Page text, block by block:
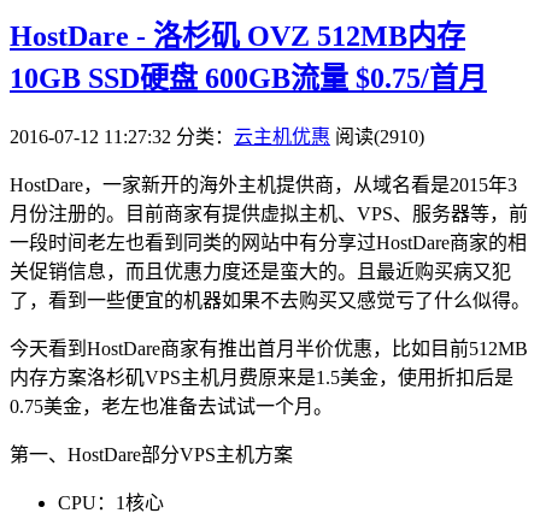
HostDare - 洛杉矶 OVZ 512MB内存
10GB SSD硬盘 600GB流量 $0.75/首月
2016-07-12 11:27:32 分类： 云主机优惠 阅读(2910)
HostDare，一家新开的海外主机提供商，从域名看是2015年3
月份注册的。目前商家有提供虚拟主机、VPS、服务器等，前
一段时间老左也看到同类的网站中有分享过HostDare商家的相
关促销信息，而且优惠力度还是蛮大的。且最近购买病又犯
了，看到一些便宜的机器如果不去购买又感觉亏了什么似得。
今天看到HostDare商家有推出首月半价优惠，比如目前512MB
内存方案洛杉矶VPS主机月费原来是1.5美金，使用折扣后是
0.75美金，老左也准备去试试一个月。
第一、HostDare部分VPS主机方案
CPU：1核心